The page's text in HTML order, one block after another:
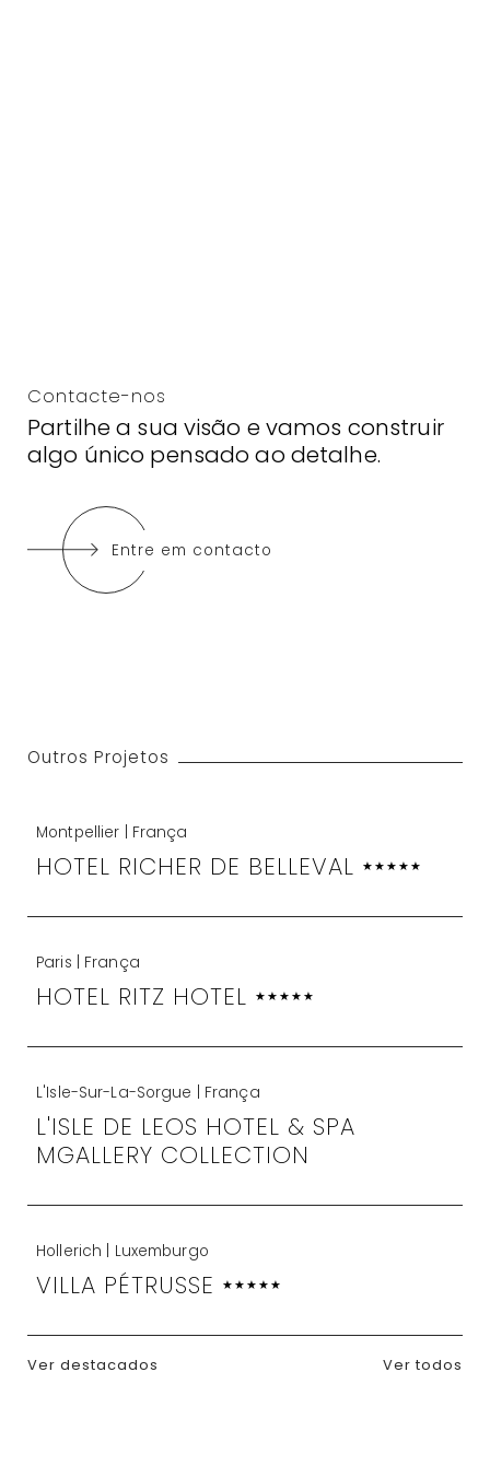
Contacte-nos
Partilhe a sua visão e vamos construir
algo único pensado ao detalhe.
Entre em contacto
Outros Projetos
Montpellier | França
HOTEL RICHER DE BELLEVAL ★★★★★
Paris | França
HOTEL RITZ HOTEL ★★★★★
L'Isle-Sur-La-Sorgue | França
L'ISLE DE LEOS HOTEL & SPA
MGALLERY COLLECTION
Hollerich | Luxemburgo
VILLA PÉTRUSSE ★★★★★
Ver destacados Ver todos